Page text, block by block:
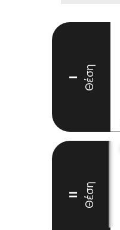
I Θέση
II Θέση